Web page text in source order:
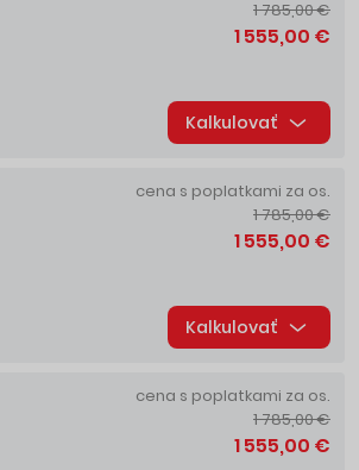
1 785,00 €
1 555,00 €
Kalkulovať
cena s poplatkami za os.
1 785,00 €
1 555,00 €
Kalkulovať
cena s poplatkami za os.
1 785,00 €
1 555,00 €